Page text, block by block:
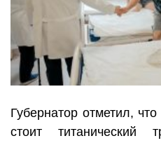
Губернатор отметил,
стоит титанический